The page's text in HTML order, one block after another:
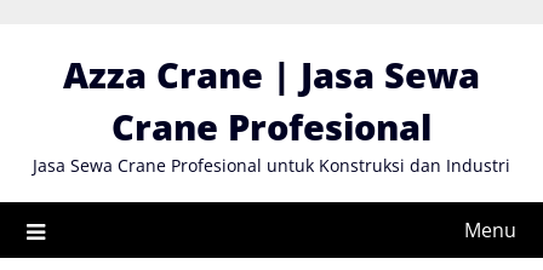
contentAzza Crane | Jasa Sewa
Crane Profesional
Jasa Sewa Crane Profesional untuk Konstruksi dan Industri
Menu